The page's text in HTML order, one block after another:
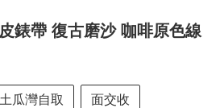
錶帶 復古磨沙 咖啡原色線
瓜灣自取 面交收